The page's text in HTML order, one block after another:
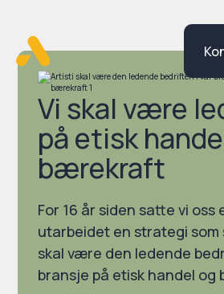
Vi skal være
på etisk
bærekraft
For 16 år siden satte vi oss
utarbeidet en strategi som
skal være den ledende
bransje på etisk handel